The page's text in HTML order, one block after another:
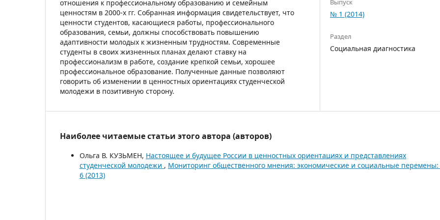
отношения к профессиональному образованию и семейным
ценностям в 2000-х гг. Собранная информация свидетельствует, что
ценности студентов, касающиеся работы, профессионального
образования, семьи, должны способствовать повышению
адаптивности молодых к жизненным трудностям. Современные
студенты в своих жизненных планах делают ставку на
профессионализм в работе, создание крепкой семьи, хорошее
профессиональное образование. Полученные данные позволяют
говорить об изменении в ценностных ориентациях студенческой
молодежи в позитивную сторону.
Выпуск
№ 1 (2014)
Раздел
Социальная диагностика
Наиболее читаемые статьи этого автора (авторов)
Ольга В. КУЗЬМЕН, Настоящее и будущее России в ценностных ориентациях и представлениях
студенческой молодежи , Мониторинг общественного мнения: экономические и социальные
6 (2013)